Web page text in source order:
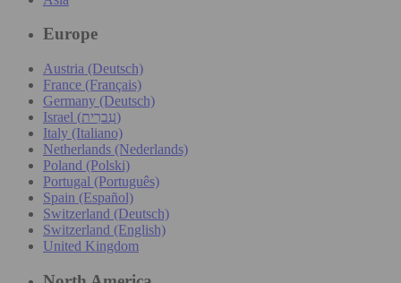
Europe
Austria (Deutsch)
France (Français)
Germany (Deutsch)
Israel (עִברִית)
Italy (Italiano)
Netherlands (Nederlands)
Poland (Polski)
Portugal (Português)
Spain (Español)
Switzerland (Deutsch)
Switzerland (English)
United Kingdom